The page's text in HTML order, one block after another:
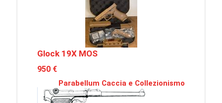
Glock 19X MOS
950 €
Parabellum Caccia e Collezionismo